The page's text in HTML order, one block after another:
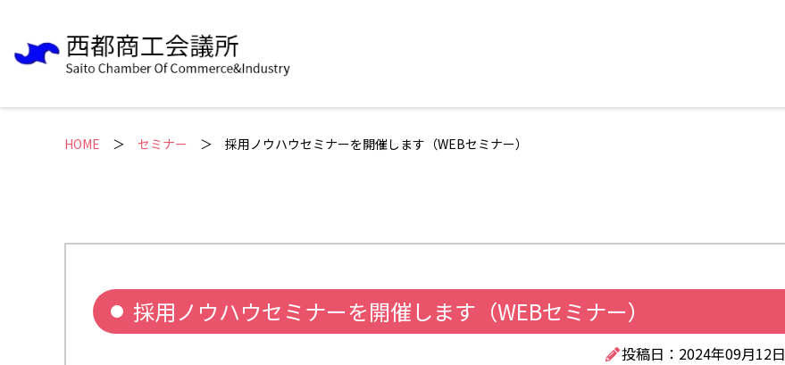
HOME ＞ セミナー 採用ノウハウセミナーを開催します（WEBセミナー）
採用ノウハウセミナーを開催します（WEBセミナー）
投稿日：2024年09月12日